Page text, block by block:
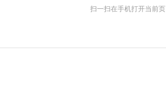
扫一扫在手机打开当前页